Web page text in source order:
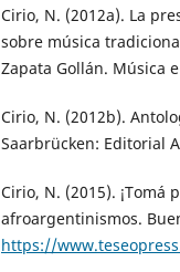
Cirio, N. (2012a). La
sobre música
Zapata Gollán. Música
Cirio, N. (2012b).
Saarbrücken: Editorial
Cirio, N. (2015). ¡Tomá
afroargentinismos.
https://